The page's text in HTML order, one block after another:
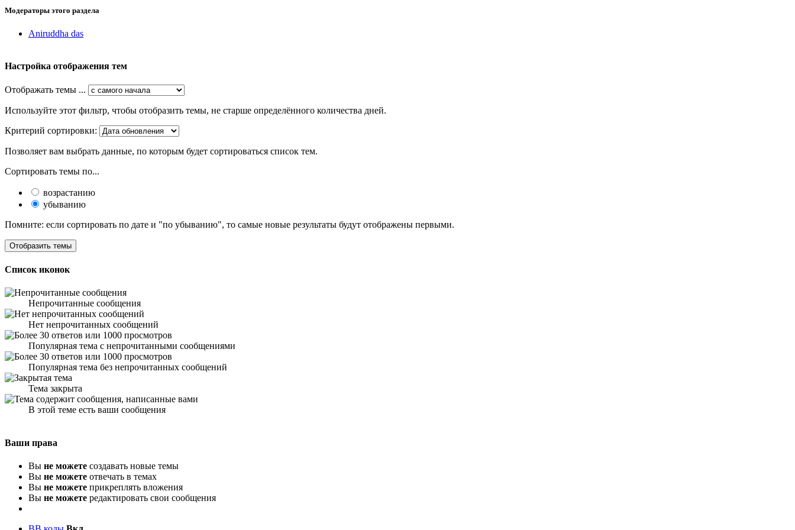
Модераторы этого раздела
Aniruddha das
Настройка отображения тем
Отображать темы ...
Используйте этот фильтр, чтобы отобразить темы, не старше определённого количества дней.
Критерий сортировки:
Позволяет вам выбрать данные, по которым будет сортироваться список тем.
Сортировать темы по...
возрастанию
убыванию
Помните: если сортировать по дате и "по убыванию", то самые новые результаты будут отображены первыми.
Список иконок
Непрочитанные сообщения
Нет непрочитанных сообщений
Популярная тема с непрочитанными сообщениями
Популярная тема без непрочитанных сообщений
Тема закрыта
В этой теме есть ваши сообщения
Ваши права
Вы не можете создавать новые темы
Вы не можете отвечать в темах
Вы не можете прикреплять вложения
Вы не можете редактировать свои сообщения